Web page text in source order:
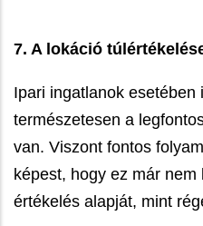
7. A lokáció
Ipari ingatlanok esetében
természetesen a
van. Viszont fontos
képest, hogy ez már
értékelés alapját, mint